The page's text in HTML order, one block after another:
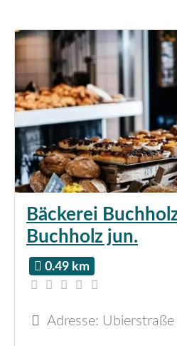
Bäckerei
Buchholz jun.
0.49 km
Adresse: Ubierstraße